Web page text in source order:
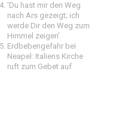
'Du hast mir den Weg
nach Ars gezeigt; ich
werde Dir den Weg zum
Himmel zeigen'
Erdbebengefahr bei
Neapel: Italiens Kirche
ruft zum Gebet auf